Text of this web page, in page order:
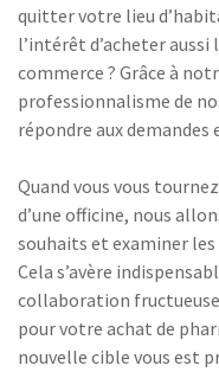
quitter votre lieu
l’intérêt d’acheter aussi
commerce ? Grâce à
professionnalisme de
répondre aux demandes
Quand vous vous
d’une officine, nous
souhaits et examiner
Cela s’avère
collaboration
pour votre achat de
nouvelle cible vous est